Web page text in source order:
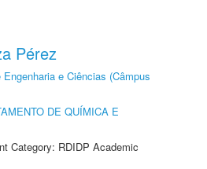
Pérez
Engenharia e Ciências (Câmpus
DE QUÍMICA E
Category: RDIDP Academic